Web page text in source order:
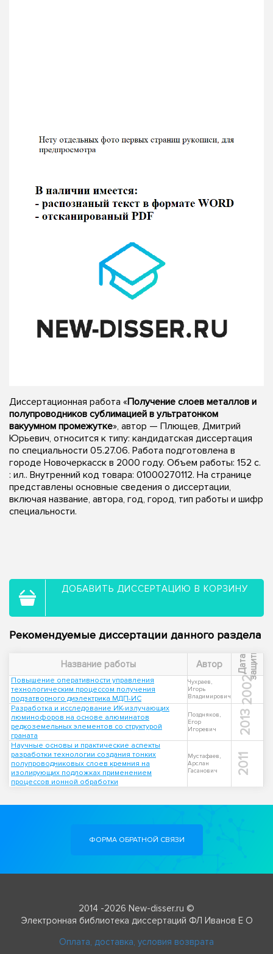
Диссертационная работа «Получение слоев металлов и
полупроводников сублимацией в ультратонком
вакуумном промежутке», автор — Плющев, Дмитрий
Юрьевич, относится к типу: кандидатская диссертация
по специальности 05.27.06. Работа подготовлена в
городе Новочеркасск в 2000 году. Объем работы: 152 с.
: ил.. Внутренний код товара: 01000270112. На странице
представлены основные сведения о диссертации,
включая название, автора, год, город, тип работы и шифр
специальности.
ДОБАВИТЬ ДИССЕРТАЦИЮ В КОРЗИНУ
Рекомендуемые диссертации данного раздела
Название работы Автор Д
а
т
а
з
а
щ
и
т ы
Повышение оперативности управления
технологическим процессом получения
подзатворного диэлектрика МДП-ИС
Чухраев,
Игорь
Владимирович
2002
Разработка и исследование ИК-излучающих
люминофоров на основе алюминатов
редкоземельных элементов со структурой
граната
Поздняков,
Егор
Игоревич
2013
Научные основы и практические аспекты
разработки технологии создания тонких
полупроводниковых слоев кремния на
изолирующих подложках применением
процессов ионной обработки
Мустафаев,
Арслан
Гасанович
2011
ФОРМА ОБРАТНОЙ СВЯЗИ
2014 -2026 New-disser.ru ©
Электронная библиотека диссертаций ФЛ Иванов Е О
Оплата, доставка, условия возврата